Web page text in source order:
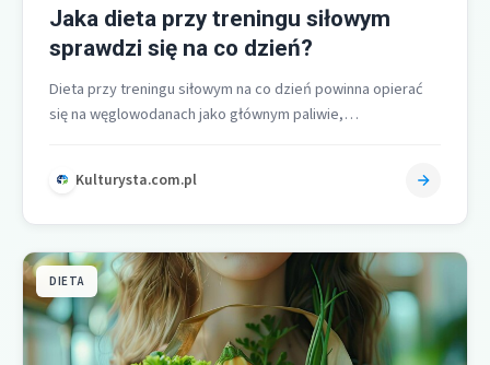
Jaka dieta przy treningu siłowym
sprawdzi się na co dzień?
Dieta przy treningu siłowym na co dzień powinna opierać
się na węglowodanach jako głównym paliwie,
Kulturysta.com.pl
DIETA